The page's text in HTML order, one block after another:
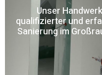
Unser
qualifizierter und
Sanierung im